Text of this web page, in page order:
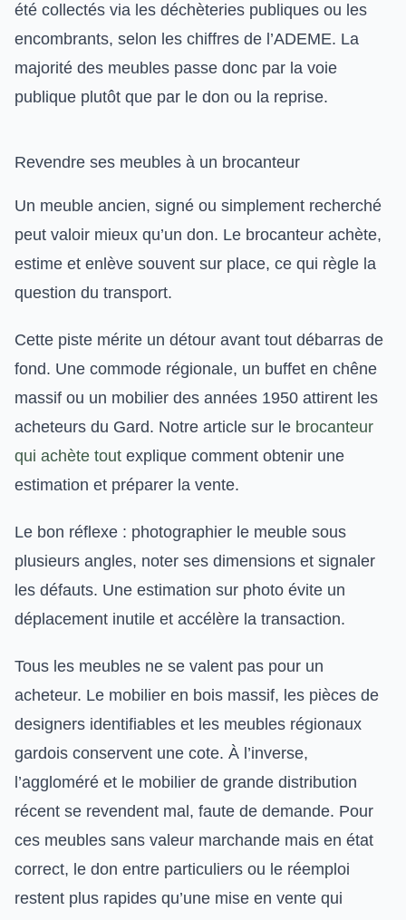
été collectés via les déchèteries publiques ou les
encombrants, selon les chiffres de l’ADEME. La
majorité des meubles passe donc par la voie
publique plutôt que par le don ou la reprise.
Revendre ses meubles à un brocanteur
Un meuble ancien, signé ou simplement recherché
peut valoir mieux qu’un don. Le brocanteur achète,
estime et enlève souvent sur place, ce qui règle la
question du transport.
Cette piste mérite un détour avant tout débarras de
fond. Une commode régionale, un buffet en chêne
massif ou un mobilier des années 1950 attirent les
acheteurs du Gard. Notre article sur le brocanteur
qui achète tout explique comment obtenir une
estimation et préparer la vente.
Le bon réflexe : photographier le meuble sous
plusieurs angles, noter ses dimensions et signaler
les défauts. Une estimation sur photo évite un
déplacement inutile et accélère la transaction.
Tous les meubles ne se valent pas pour un
acheteur. Le mobilier en bois massif, les pièces de
designers identifiables et les meubles régionaux
gardois conservent une cote. À l’inverse,
l’aggloméré et le mobilier de grande distribution
récent se revendent mal, faute de demande. Pour
ces meubles sans valeur marchande mais en état
correct, le don entre particuliers ou le réemploi
restent plus rapides qu’une mise en vente qui